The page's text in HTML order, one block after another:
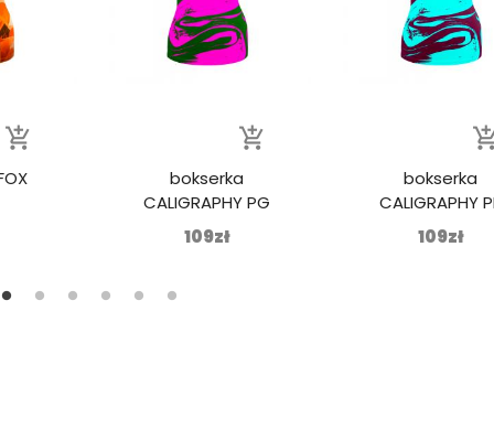
add_shopping_cart add_shopping_cart
bokserka
CALIGRAPHY PG
109zł
bokserka
CALIGRAPHY
109zł